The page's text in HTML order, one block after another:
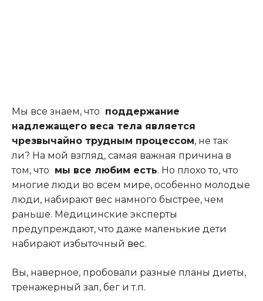
Мы все знаем, что поддержание
надлежащего веса тела является
чрезвычайно трудным процессом, не так
ли? На мой взгляд, самая важная причина в
том, что мы все любим есть. Но плохо то, что
многие люди во всем мире, особенно молодые
люди, набирают вес намного быстрее, чем
раньше. Медицинские эксперты
предупреждают, что даже маленькие дети
набирают избыточный вес.
Вы, наверное, пробовали разные планы диеты,
тренажерный зал, бег и т.п.